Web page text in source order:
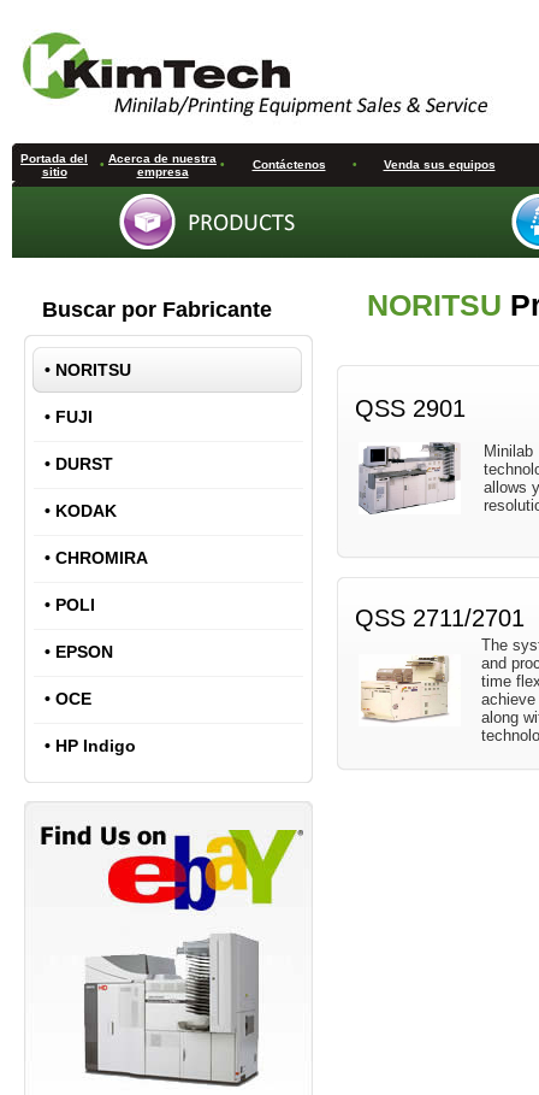
Portada del
sitio
• Acerca de nuestra
empresa
• Contáctenos • Venda sus equipos
Buscar por Fabricante
• NORITSU
• FUJI
• DURST
• KODAK
• CHROMIRA
• POLI
• EPSON
• OCE
• HP Indigo
NORITSU
QSS 2901
allows
QSS 2711/2701
The
and
time
along